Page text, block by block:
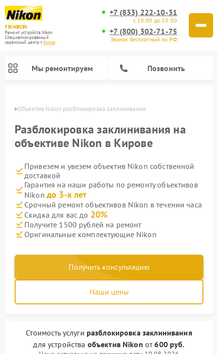
FIX-NIKON
Ремонт устройств Nikon
Специализированный
cервисный центр г.Киров
+7 (833) 222-10-31
с 10:00 до 20:00
+7 (800) 302-71-75
Звонок бесплатный по РФ
Мы ремонтируем Позвонить
Объектив Nikon разблокировка заклинивания
Разблокировка заклинивания на
объективе Nikon в Кирове
Привезем и увезем объектив Nikon собственной
доставкой
Гарантия на наши работы по ремонту объективов
Nikon до 3-х лет
Срочный ремонт объективов Nikon в течении часа
Скидка для вас до 20%
Получите 1500 рублей на ремонт
Оригинальные комплектующие Nikon
Получить консультацию
Наши цены
Стоимость услуги разблокировка заклинивания
для устройства объектив Nikon от600 руб.